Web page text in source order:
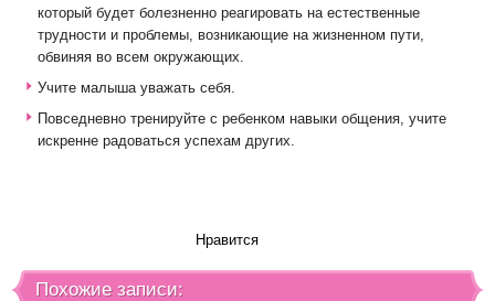
который будет болезненно реагировать на естественные
трудности и проблемы, возникающие на жизненном пути,
обвиняя во всем окружающих.
Учите малыша уважать себя.
Повседневно тренируйте с ребенком навыки общения, учите
искренне радоваться успехам других.
Нравится
Похожие записи: